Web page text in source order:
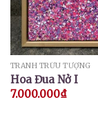
TRANH TRỪU TƯỢNG
Hoa Đua Nở I
7.000.000₫